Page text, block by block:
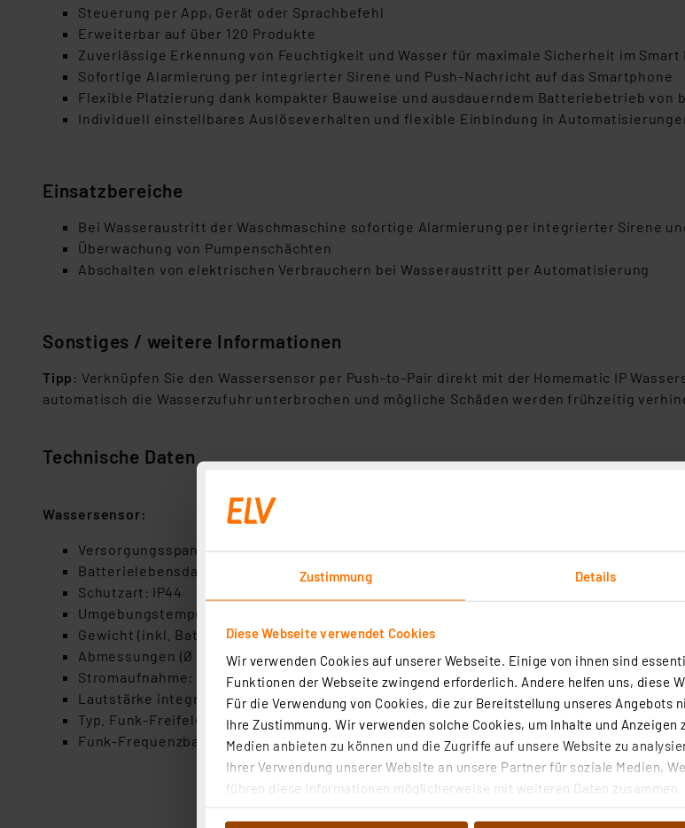
Zustimmung Details
Diese Webseite verwendet Cookies
Wir verwenden Cookies auf unserer Webseite. Einige von ihnen sind
Funktionen der Webseite zwingend erforderlich. Andere helfen uns, diese
Für die Verwendung von Cookies, die zur Bereitstellung unseres
Ihre Zustimmung. Wir verwenden solche Cookies, um Inhalte und
Medien anbieten zu können und die Zugriffe auf unsere Website zu
Ihrer Verwendung unserer Website an unsere Partner für soziale Medien,
führen diese Informationen möglicherweise mit weiteren Daten
Steuerung per App, Gerät oder Sprachbefehl
Erweiterbar auf über 120 Produkte
Zuverlässige Erkennung von Feuchtigkeit und Wasser für maximale Sicherheit im Smart
Sofortige Alarmierung per integrierter Sirene und Push-Nachricht auf das Smartphone
Flexible Platzierung dank kompakter Bauweise und ausdauerndem Batteriebetrieb von
Individuell einstellbares Auslöseverhalten und flexible Einbindung in
Einsatzbereiche
Bei Wasseraustritt der Waschmaschine sofortige Alarmierung per integrierter Sirene
Überwachung von Pumpenschächten
Abschalten von elektrischen Verbrauchern bei Wasseraustritt per Automatisierung
Sonstiges / weitere Informationen
Tipp : Verknüpfen Sie den Wassersensor per Push-to-Pair direkt mit der Homematic IP
automatisch die Wasserzufuhr unterbrochen und mögliche Schäden werden frühzeitig
Technische Daten
Wassersensor:
Versorgungsspannung: 2× 1,5 V LR03/Micro/AAA
Batterielebensdauer: 5 Jahre (typ.)
Schutzart: IP44
Umgebungstemperatur: –20 – +55D°C
Gewicht (inkl. Batterien): 78 g
Abmessungen (Ø × H): 80 x 30 mm
Stromaufnahme: 100 mA
Lautstärke integrierte Sirene: ca. 77 dB (in 1 m Entfernung)
Typ. Funk-Freifeldreichweite: 230 m
Funk-Frequenzband: 868,0-868,6 MHz / 869,4-869,65 MHz